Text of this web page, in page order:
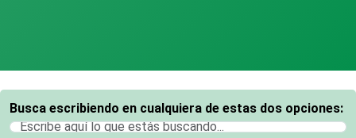
Busca escribiendo en cualquiera de estas dos opciones: